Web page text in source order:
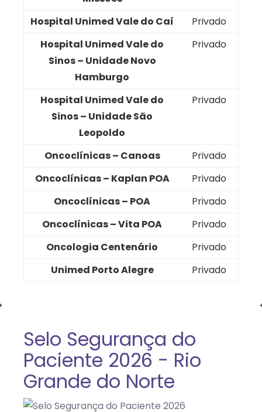
Hospital Unimed Vale do Caí
Privado
Hospital Unimed Vale do
Sinos – Unidade Novo
Hamburgo
Privado
Hospital Unimed Vale do
Sinos – Unidade São
Leopoldo
Privado
Oncoclínicas – Canoas
Privado
Oncoclínicas – Kaplan POA
Privado
Oncoclínicas – POA
Privado
Oncoclínicas – Vita POA
Privado
Oncologia Centenário
Privado
Unimed Porto Alegre
Privado
Selo Segurança do
Paciente 2026 - Rio
Grande do Norte